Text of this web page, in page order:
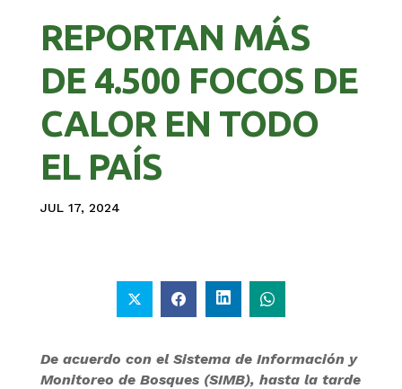
REPORTAN MÁS
DE 4.500 FOCOS DE
CALOR EN TODO
EL PAÍS
JUL 17, 2024
De acuerdo con el Sistema de Información y
Monitoreo de Bosques (SIMB), hasta la tarde